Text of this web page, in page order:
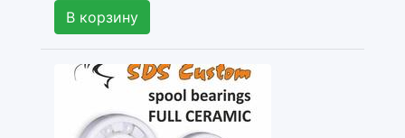
В корзину